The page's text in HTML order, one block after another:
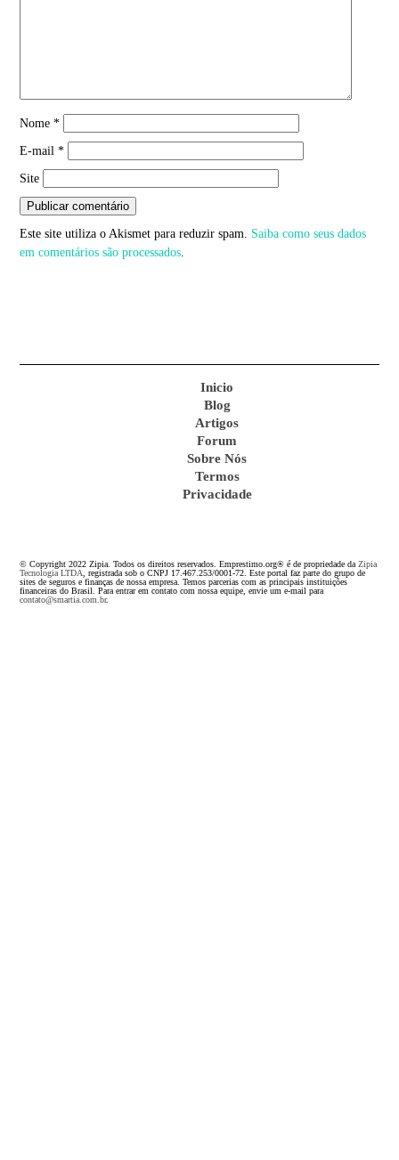
Nome*
E-mail*
Site
Este site utiliza o Akismet para reduzir spam. Saiba como seus dados
em comentários são processados
Inicio
Blog
Artigos
Forum
Sobre Nós
Termos
Privacidade
© Copyright 2022 Zipia. Todos os direitos reservados. Emprestimo.org® é de propriedade daZipia
Tecnologia LTDA
, registrada sob o CNPJ 17.467.253/0001-72. Este portal faz parte do grupo de
sites de seguros e finanças de nossa empresa. Temos parcerias com as principais instituições
financeiras do Brasil. Para entrar em contato com nossa equipe, envie um e-mail para
contato@smartia.com.br.